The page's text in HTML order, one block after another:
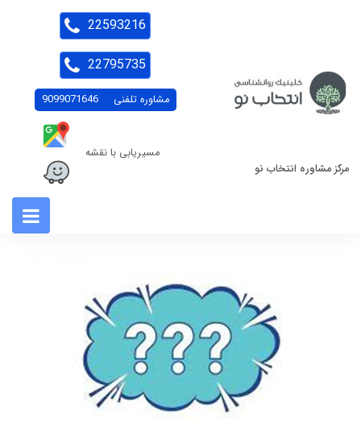
مرکز مشاوره انتخاب نو
مشاوره تلفنی 9099071646
مسیریابی با نقشه
22593216
22795735